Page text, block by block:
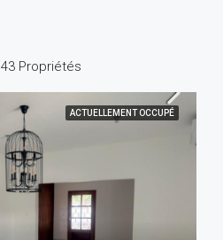
43 Propriétés
ACTUELLEMENT OCCUPÉ